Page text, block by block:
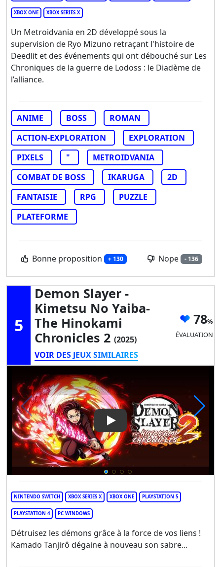
XBOX ONE XBOX SERIES X
Un Metroidvania en 2D développé sous la
supervision de Ryo Mizuno retraçant l'histoire de
Deedlit et des événements qui ont débouché sur Les
Chroniques de la guerre de Lodoss : le Diadème de
l’alliance.
ANIME BOSS
ROMAN
ACTION-EXPLORATION
EXPLORATION
PIXELS
"
METROIDVANIA
COMBAT DE BOSS
IKARUGA
2D
FANTAISIE
RPG
PUZZLE
PLATEFORME
Bonne proposition + 130 Nope - 136
5
Demon Slayer -
Kimetsu No Yaiba-
The Hinokami
Chronicles 2 (2025)
VOIR DES JEUX SIMILAIRES
78
ÉVALUATION
Play Video: Demon Slayer -
NINTENDO SWITCH XBOX SERIES X XBOX ONE PLAYSTATION 5
PLAYSTATION 4 PC WINDOWS
Détruisez les démons grâce à la force de vos liens !
Kamado Tanjirô dégaine à nouveau son sabre...